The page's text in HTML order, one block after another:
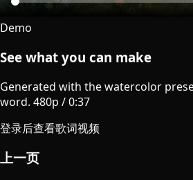
Demo
See what you can make
Generated with the watercolor
word. 480p /0:37
登录后查看歌词视频
上一页